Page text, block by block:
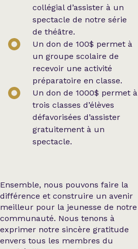
collégial d’assister à un
spectacle de notre série
de théâtre.
Un don de 100$ permet à
un groupe scolaire de
recevoir une activité
préparatoire en classe.
Un don de 1000$ permet à
trois classes d’élèves
défavorisées d’assister
gratuitement à un
spectacle.
Ensemble, nous pouvons faire la
différence et construire un avenir
meilleur pour la jeunesse de notre
communauté. Nous tenons à
exprimer notre sincère gratitude
envers tous les membres du